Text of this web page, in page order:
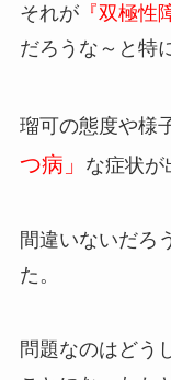
それが『双極性
だろうな～と特
瑠可の態度や様
つ病」
な症状が
間違いないだろ
た。
問題なのはどう